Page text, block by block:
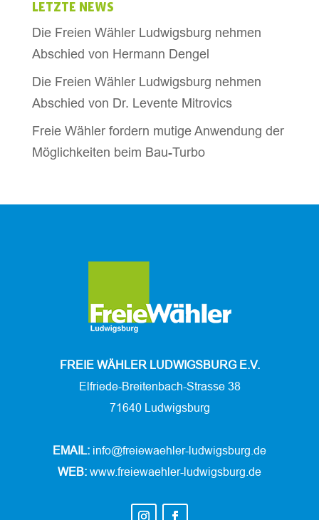
LETZTE NEWS
Die Freien Wähler Ludwigsburg nehmen
Abschied von Hermann Dengel
Die Freien Wähler Ludwigsburg nehmen
Abschied von Dr. Levente Mitrovics
Freie Wähler fordern mutige Anwendung der
Möglichkeiten beim Bau-Turbo
FREIE WÄHLER LUDWIGSBURG E.V.
Elfriede-Breitenbach-Strasse 38
71640 Ludwigsburg
EMAIL: info@freiewaehler-ludwigsburg.de
WEB: www.freiewaehler-ludwigsburg.de